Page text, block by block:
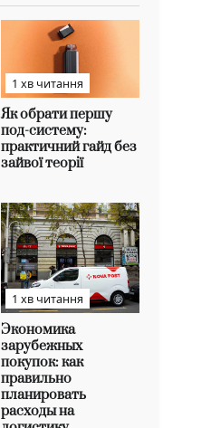
1 хв читання
Як обрати першу
под-систему:
практичний гайд без
зайвої теорії
1 хв читання
Экономика
зарубежных
покупок: как
правильно
планировать
расходы на